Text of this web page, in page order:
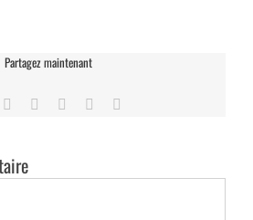
Partagez maintenant
TwitterLinkedIn
TumblrPinterest